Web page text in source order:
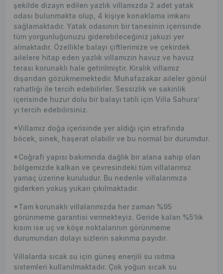
şekilde dizayn edilen yazlık villamızda 2 adet yatak
odası bulunmakta olup, 4 kişiye konaklama imkanı
sağlamaktadır. Yatak odasının bir tanesinin içerisinde
tüm yorgunluğunuzu giderebileceğiniz jakuzi yer
almaktadır. Özellikle balayı çiftlerimize ve çekirdek
ailelere hitap eden yazlık villamızın havuz ve havuz
terası korunaklı hale getirilmiştir. Kiralık villamız
dışarıdan gözükmemektedir. Muhafazakar aileler gönül
rahatlığı ile tercih edebilirler. Sessizlik ve sakinlik
içerisinde huzur dolu bir balayı tatili için Villa Sahura’
yı tercih edebilirsiniz.
*Villamız doğa içerisinde yer aldığı için etrafında
böcek, sinek, haşerat olabilir ve bu normal bir durumdur.
*Coğrafi yapısı bakımında dağlık bir alana sahip olan
bölgemizde kalkan ve çevresindeki tüm villalarımız
yamaç üzerine kuruludur. Bu nedenle villalarımıza
giderken yokuş yukarı çıkılmaktadır.
*Tam korunaklı villalarımızda her zaman %95
görünmeme garantisi vermekteyiz. Geride kalan %5’lik
kısım ise uç ve köşe noktalarının görünmeme
durumundan dolayı sizlerin sakınma payıdır.
Villalarda sıcak su için güneş enerjili su ısıtma
sistemleri kullanılmaktadır. Çok yoğun sıcak su